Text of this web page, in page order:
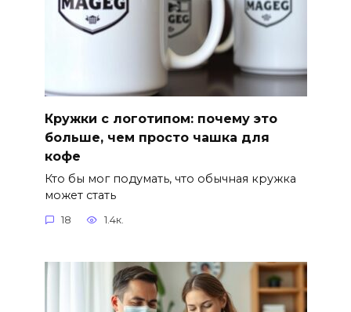
Кружки с логотипом: почему это
больше, чем просто чашка для
кофе
Кто бы мог подумать, что обычная кружка
может стать
18 1.4к.